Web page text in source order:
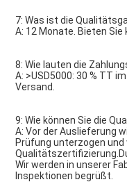
7: Was ist die
A: 12 Monate. Bieten
8: Wie lauten die
A: >USD5000: 30 % TT
Versand.
9: Wie können Sie die
A: Vor der Auslieferung
Prüfung unterzogen und
Wir werden in unserer
Inspektionen begrüßt.